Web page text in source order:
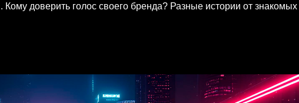
доверить голос своего бренда? Разные истории от знакомых